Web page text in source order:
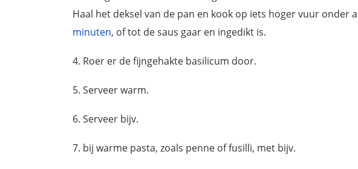
Haal het deksel van de pan en kook op iets hoger vuur onder
minuten, of tot de saus gaar en ingedikt is.
Roer er de fijngehakte basilicum door.
Serveer warm.
Serveer bijv.
bij warme pasta, zoals penne of fusilli, met bijv.